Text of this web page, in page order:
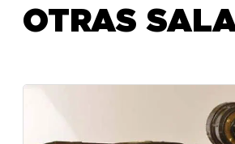
OTRAS